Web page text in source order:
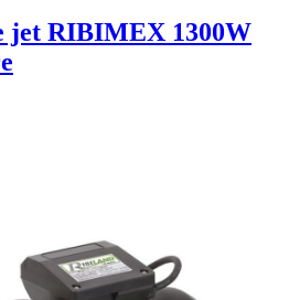
jet RIBIMEX 1300W